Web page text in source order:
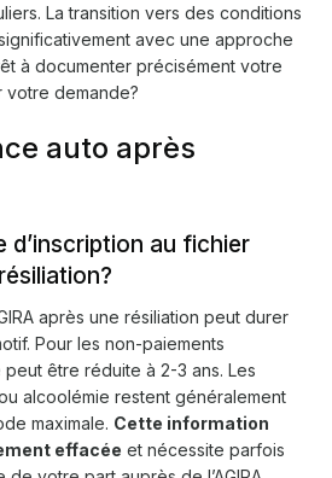
La transition vers des conditions
avec une approche
à documenter précisément votre
demande?
auto après
d’inscription au fichier
après une résiliation peut durer
Pour les non-paiements
être réduite à 2-3 ans. Les
alcoolémie restent généralement
maximale. Cette information
effacée et nécessite parfois